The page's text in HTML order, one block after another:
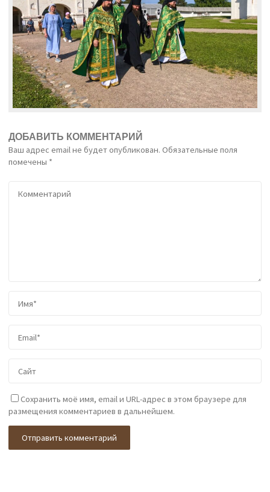
ДОБАВИТЬ КОММЕНТАРИЙ
Ваш адрес email не будет опубликован. Обязательные поля
помечены *
Сохранить моё имя, email и URL-адрес в этом браузере для
размещения комментариев в дальнейшем.